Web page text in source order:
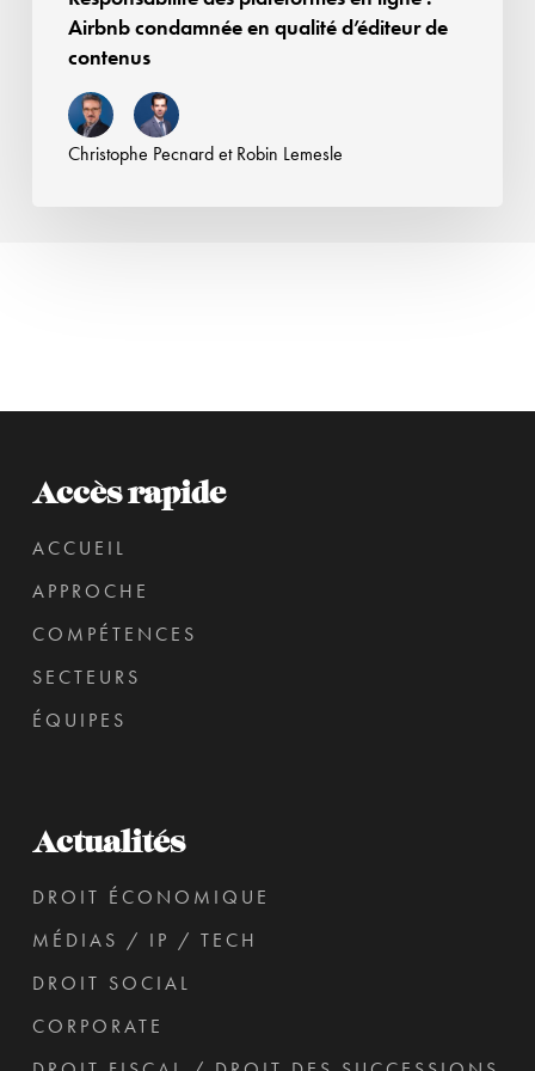
contenus
Airbnb condamnée en qualité d’éditeur de
contenus
Christophe PecnardetRobin Lemesle
Accès rapide
ACCUEIL
APPROCHE
COMPÉTENCES
SECTEURS
ÉQUIPES
Actualités
DROIT ÉCONOMIQUE
MÉDIAS / IP / TECH
DROIT SOCIAL
CORPORATE